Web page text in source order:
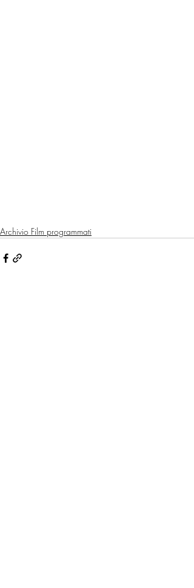
Archivio Film programmati